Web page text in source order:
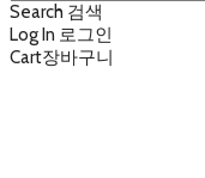
Search 검색
Log In 로그인
Cart장바구니